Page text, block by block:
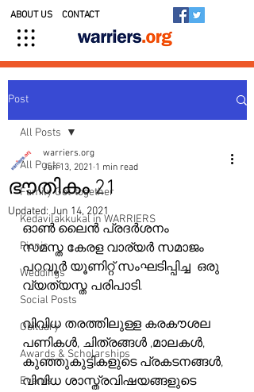
ABOUT US CONTACT
Post
All Posts
Family Get-together
Kedavilakkukal in WARRIERS
Picnic
Weddings
Social Posts
Obituary
Awards & Scholarships
Events
All Posts
ഭൗതികം 21
warriers.org
Jun 13, 2021 1 min read
Updated:Jun 14, 2021
ഓണ്‍ ലൈന്‍ പ്രദര്‍ശനം
സമസ്ത കേരള വാര്യർ സമാജം
പറവൂർ യൂണിറ്റ് സംഘടിപ്പിച്ച  ഒരു
വ്യത്യസ്ത പരിപാടി.
വിവിധ തരത്തിലുള്ള കരകൗശല
പണികള്‍, ചിത്രങ്ങള്‍ ,മാലകള്‍,
കുഞ്ഞുകുട്ടികളുടെ പ്രകടനങ്ങള്‍,
വിവിധ ശാസ്ത്രവിഷയങ്ങളുടെ